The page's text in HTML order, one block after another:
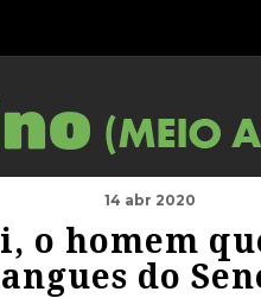
14 abr 2020
o homem
do